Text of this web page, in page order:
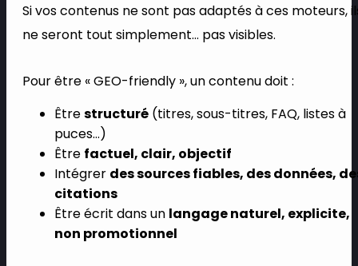
Si vos contenus ne sont pas adaptés à ces moteurs,
ne seront tout simplement… pas visibles.
Pour être « GEO-friendly », un contenu doit :
Êtrestructuré (titres, sous-titres, FAQ, listes à
puces…)
Être factuel, clair, objectif
Intégrer des sources fiables, des données,
citations
Être écrit dans un langage naturel, explicite,
non promotionnel